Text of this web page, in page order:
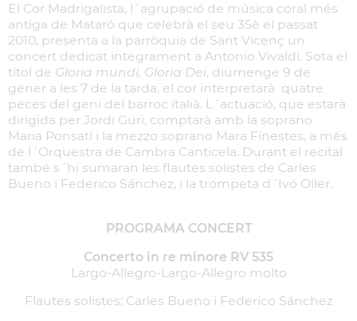
El Cor Madrigalista, l´agrupació de música coral més
antiga de Mataró que celebrà el seu 35è el passat
2010, presenta a la parròquia de Sant Vicenç un
concert dedicat integrament a Antonio Vivaldi. Sota el
títol de Gloria mundi, Gloria Dei, diumenge 9 de
gener a les 7 de la tarda, el cor interpretarà quatre
peces del geni del barroc italià. L´actuació, que estarà
dirigida per Jordi Guri, comptarà amb la soprano
Maria Ponsatí i la mezzo soprano Mara Finestes, a més
de l´Orquestra de Cambra Canticela. Durant el recital
també s´hi sumaran les flautes solistes de Carles
Bueno i Federico Sánchez, i la trompeta d´Ivó Oller.
PROGRAMA CONCERT
Concerto in re minore RV 535
Largo-Allegro-Largo-Allegro molto
Flautes solistes: Carles Bueno i Federico Sánchez